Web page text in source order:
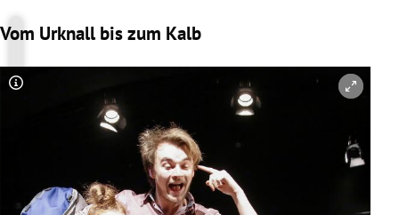
Vom Urknall bis zum Kalb
Copyright-Hinweis öffnen/schließen